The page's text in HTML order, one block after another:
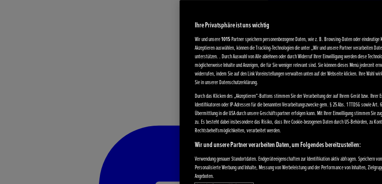
Ihre Privatsphäre ist uns wichtig
Wir und unsere1015Partner speichern personenbezogene Daten, wie z. B. Browsing-Daten oder
Akzeptieren auswählen, können die Tracking-Technologien die unter „Wir und unsere Partner verarbeiten
unterstützen. . Durch Auswahl von Alle ablehnen oder durch Widerruf Ihrer Einwilligung werden diese
möglicherweise Inhalte und Anzeigen, die für Sie weniger relevant sind. Sie können dieses Menü jederzeit
widerrufen, indem Sie auf den Link Voreinstellungen verwalten unten auf der Webseite klicken. Ihre Wahl
Sie in unserer Datenschutzerklärung.
Durch das Klicken des „Akzeptieren“-Buttons stimmen Sie der Verarbeitung der auf Ihrem Gerät bzw. Ihrer
Identifikatoren oder IP-Adressen für die benannten Verarbeitungszwecke gem. § 25 Abs. 1 TTDSG sowie Art.
Übermittlung in die USA durch unsere Geschäftspartner erfolgen kann. Mit Ihrer Einwilligung stimmen Sie
zu. Es besteht dabei insbesondere das Risiko, dass Ihre Cookie-bezogenen Daten durch US-Behörden, zu
Rechtsbehelfsmöglichkeiten, verarbeitet werden.
Wir und unsere Partner verarbeiten Daten, um Folgendes bereitzustellen:
Verwendung genauer Standortdaten. Endgeräteeigenschaften zur Identifikation aktiv abfragen. Speichern
Personalisierte Werbung und Inhalte, Messung von Werbeleistung und der Performance von Inhalten,
Angeboten.